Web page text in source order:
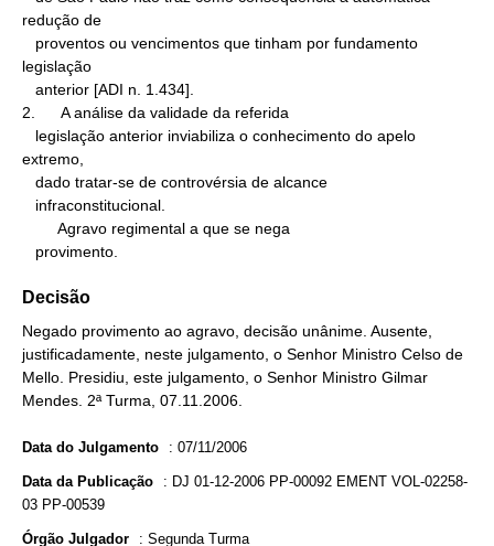
redução de
legislação
2.      A análise da validade da referida
extremo,
   provimento.
Decisão
Negado provimento ao agravo, decisão unânime. Ausente,
justificadamente, neste julgamento, o Senhor Ministro Celso de
Mello. Presidiu, este julgamento, o Senhor Ministro Gilmar
Mendes. 2ª Turma, 07.11.2006.
Data do Julgamento : 07/11/2006
Data da Publicação : DJ 01-12-2006 PP-00092 EMENT VOL-02258-
03 PP-00539
Órgão Julgador : Segunda Turma